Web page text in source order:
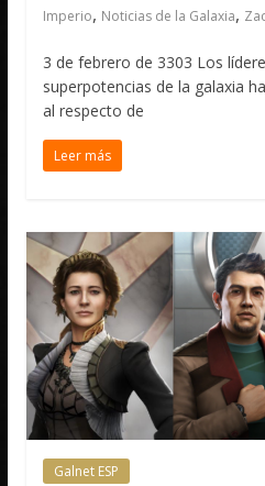
Imperio, Noticias de la Galaxia,
3 de febrero de 3303 Los
superpotencias de la galaxia
al respecto de
Leer más
Galnet ESP